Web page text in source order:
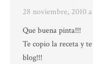
28 noviembre, 2010
Que buena pinta!!!
Te copio la receta y
blog!!!